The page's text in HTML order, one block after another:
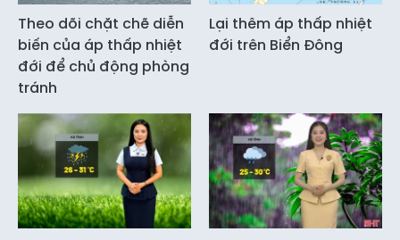
Theo dõi chặt chẽ diễn
biến của áp thấp nhiệt
đới để chủ động phòng
tránh
Lại thêm áp thấp nhiệt
đới trên Biển Đông